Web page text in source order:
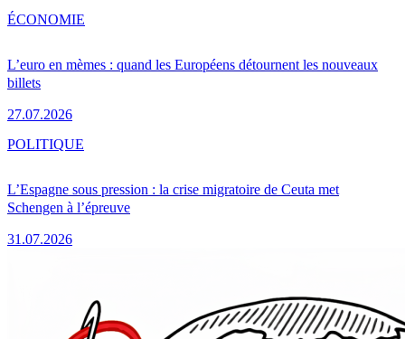
L’euro en mèmes : quand les Européens détournent les nouveaux
billets
27.07.2026
ÉCONOMIE
L’Espagne sous pression : la crise migratoire de Ceuta met
Schengen à l’épreuve
31.07.2026
POLITIQUE